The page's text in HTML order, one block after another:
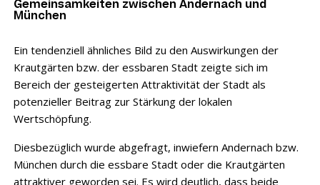
Gemeinsamkeiten zwischen Andernach und
München
Ein tendenziell ähnliches Bild zu den Auswirkungen der
Krautgärten bzw. der essbaren Stadt zeigte sich im
Bereich der gesteigerten Attraktivität der Stadt als
potenzieller Beitrag zur Stärkung der lokalen
Wertschöpfung.
Diesbezüglich wurde abgefragt, inwiefern Andernach bzw.
München durch die essbare Stadt oder die Krautgärten
attraktiver geworden sei. Es wird deutlich, dass beide